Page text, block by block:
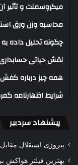
میکروسمنت و تأثیر
محاسبه وزن ورق
چگونه تحلیل داده
نقش حیاتی
همه چیز درباره
شرایط اظهارنامه
پیشنهاد سردبیر
پیروزی استقلال
بهترین فیلتر هواکش